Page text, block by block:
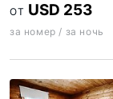
ОТ USD 253
за номер / за ночь